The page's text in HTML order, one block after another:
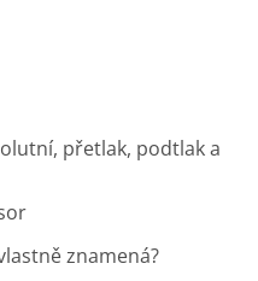
přetlak, podtlak a
znamená?